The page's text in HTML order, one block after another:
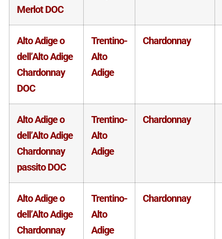
Merlot DOC
Alto Adige o
dell’Alto Adige
Chardonnay
DOC
Trentino-
Alto
Adige
Chardonnay
Alto Adige o
dell’Alto Adige
Chardonnay
passito DOC
Trentino-
Alto
Adige
Chardonnay
Alto Adige o
dell’Alto Adige
Chardonnay
Trentino-
Alto
Adige
Chardonnay